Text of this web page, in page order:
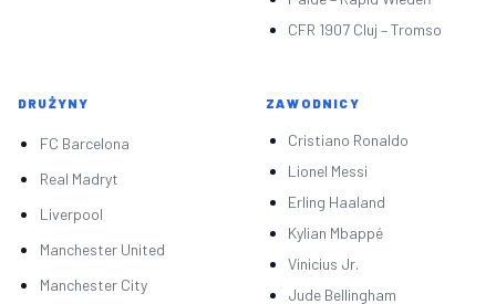
CFR 1907 Cluj – Tromso
DRUŻYNY
FC Barcelona
Real Madryt
Liverpool
Manchester United
Manchester City
ZAWODNICY
Cristiano Ronaldo
Lionel Messi
Erling Haaland
Kylian Mbappé
Vinicius Jr.
Jude Bellingham